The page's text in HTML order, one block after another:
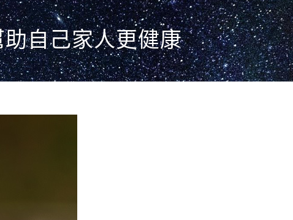
自己家人更健康